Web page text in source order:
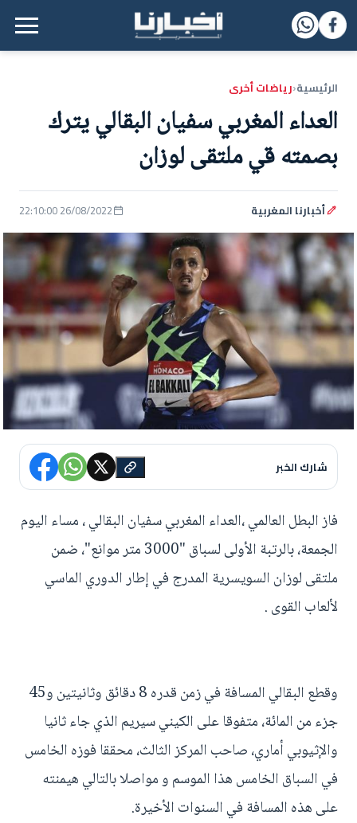
القائمة الرئيسية
الرئيسية‹رياضات أخرى
العداء المغربي سفيان البقالي يترك
بصمته قي ملتقى لوزان
أخبارنا المغربية 26/08/2022 22:10:00
شارك الخبر
فاز البطل العالمي ،العداء المغربي سفيان البقالي ، مساء اليوم
الجمعة، بالرتبة الأولى لسباق "3000 متر موانع"، ضمن
ملتقى لوزان السويسرية المدرج في إطار الدوري الماسي
لألعاب القوى .
وقطع البقالي المسافة في زمن قدره 8 دقائق وثانيتين و45
جزء من المائة، متفوقا على الكيني سيريم الذي جاء ثانيا
والإثيوبي أماري، صاحب المركز الثالث، محققا فوزه الخامس
في السباق الخامس هذا الموسم و مواصلا بالتالي هيمنته
على هذه المسافة في السنوات الأخيرة.